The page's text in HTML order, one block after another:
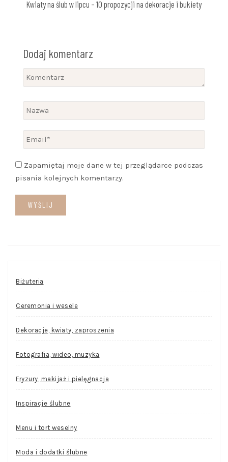
Kwiaty na ślub w lipcu – 10 propozycji na dekoracje i bukiety
Dodaj komentarz
Zapamiętaj moje dane w tej przeglądarce podczas
pisania kolejnych komentarzy.
Biżuteria
Ceremonia i wesele
Dekoracje, kwiaty, zaproszenia
Fotografia, wideo, muzyka
Fryzury, makijaż i pielęgnacja
Inspiracje ślubne
Menu i tort weselny
Moda i dodatki ślubne